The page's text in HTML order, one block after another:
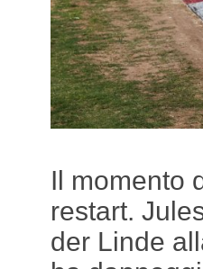
Il momento
restart.
der Linde